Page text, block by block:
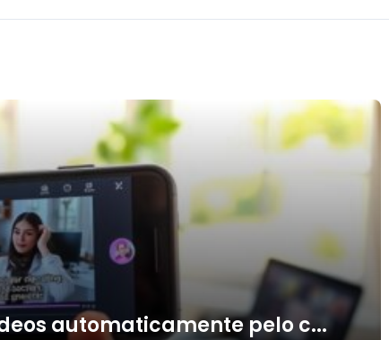
automaticamente pelo c...